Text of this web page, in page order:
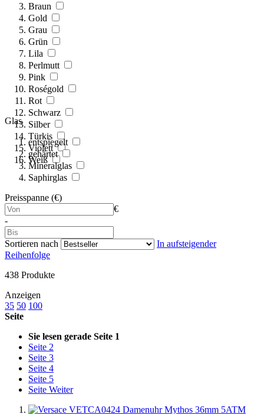
Braun
Gold
Grau
Grün
Lila
Perlmutt
Pink
Roségold
Rot
Schwarz
Silber
Türkis
Violett
Weiß
Glas
entspiegelt
gehärtet
Mineralglas
Saphirglas
Preisspanne (€)
€
-
Sortieren nach
In aufsteigender
Reihenfolge
438 Produkte
Anzeigen
35 50 100
Seite
Sie lesen gerade Seite 1
Seite 2
Seite 3
Seite 4
Seite 5
Seite Weiter